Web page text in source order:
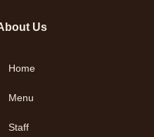
Us
Home
Menu
Staff